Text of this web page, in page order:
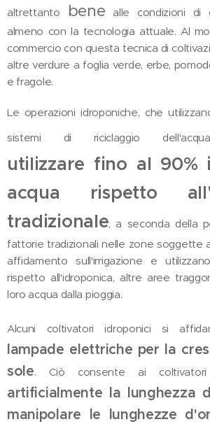
altrettanto bene alle condizioni di
almeno con la tecnologia attuale. Al
commercio con questa tecnica di
altre verdure a foglia verde, erbe,
e fragole.
Le operazioni idroponiche, che
sistemi di riciclaggio
utilizzare fino al 90%
acqua rispetto
tradizionale, a seconda della
fattorie tradizionali nelle zone soggette
affidamento sull'irrigazione e
rispetto all'idroponica, altre aree
loro acqua dalla pioggia.
Alcuni coltivatori idroponici si
lampade elettriche per la
sole. Ciò consente ai
artificialmente la lunghezza
manipolare le lunghezze